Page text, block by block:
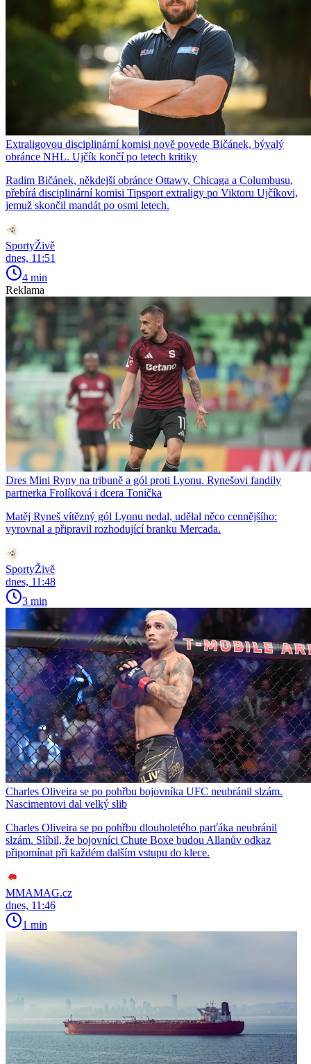
Extraligovou disciplinární komisi nově povede Bičánek, bývalý
obránce NHL. Ujčík končí po letech kritiky
Radim Bičánek, někdejší obránce Ottawy, Chicaga a Columbusu,
přebírá disciplinární komisi Tipsport extraligy po Viktoru Ujčíkovi,
jemuž skončil mandát po osmi letech.
SportyŽivě
dnes, 11:51
4 min
Reklama
Dres Mini Ryny na tribuně a gól proti Lyonu. Rynešovi fandily
partnerka Frolíková i dcera Tonička
Matěj Ryneš vítězný gól Lyonu nedal, udělal něco cennějšího:
vyrovnal a připravil rozhodující branku Mercada.
SportyŽivě
dnes, 11:48
3 min
Charles Oliveira se po pohřbu bojovníka UFC neubránil slzám.
Nascimentovi dal velký slib
Charles Oliveira se po pohřbu dlouholetého parťáka neubránil
slzám. Slíbil, že bojovníci Chute Boxe budou Allanův odkaz
připomínat při každém dalším vstupu do klece.
MMAMAG.cz
dnes, 11:46
1 min